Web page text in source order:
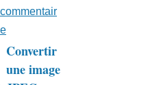
commentair
e
Liens
Convertir
une image